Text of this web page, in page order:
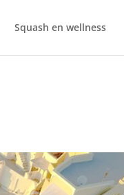
Squash en wellness